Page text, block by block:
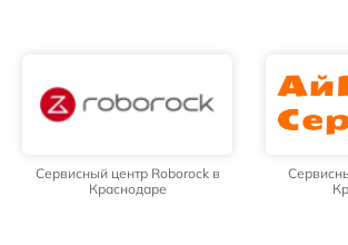
Сервисный центр Roborock в
Краснодаре